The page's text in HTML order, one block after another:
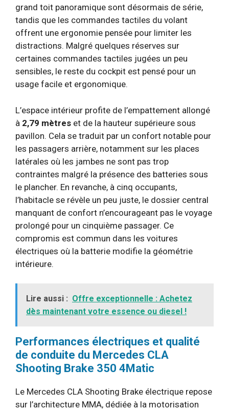
grand toit panoramique sont désormais de série,
tandis que les commandes tactiles du volant
offrent une ergonomie pensée pour limiter les
distractions. Malgré quelques réserves sur
certaines commandes tactiles jugées un peu
sensibles, le reste du cockpit est pensé pour un
usage facile et ergonomique.
L’espace intérieur profite de l’empattement allongé
à 2,79 mètres et de la hauteur supérieure sous
pavillon. Cela se traduit par un confort notable pour
les passagers arrière, notamment sur les places
latérales où les jambes ne sont pas trop
contraintes malgré la présence des batteries sous
le plancher. En revanche, à cinq occupants,
l’habitacle se révèle un peu juste, le dossier central
manquant de confort n’encourageant pas le voyage
prolongé pour un cinquième passager. Ce
compromis est commun dans les voitures
électriques où la batterie modifie la géométrie
intérieure.
Lire aussi : Offre exceptionnelle : Achetez
dès maintenant votre essence ou diesel !
Performances électriques et qualité
de conduite du Mercedes CLA
Shooting Brake 350 4Matic
Le Mercedes CLA Shooting Brake électrique repose
sur l’architecture MMA, dédiée à la motorisation